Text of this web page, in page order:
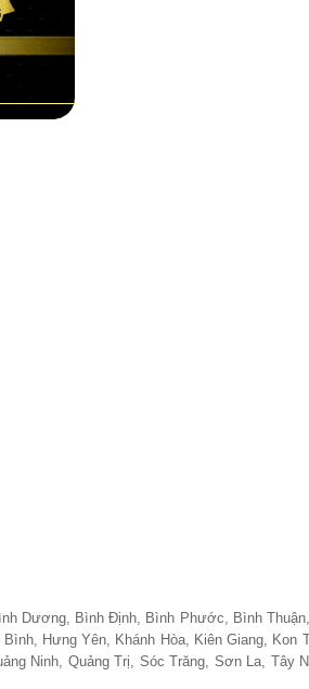
Dương, Bình Định, Bình Phước, Bình
Hưng Yên, Khánh Hòa, Kiên Giang, Kon
Ninh, Quảng Trị, Sóc Trăng, Sơn La, Tây